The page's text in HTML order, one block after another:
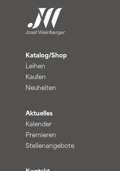
Katalog/Shop
Leihen
Kaufen
Neuheiten
Aktuelles
Kalender
Premieren
Stellenangebote